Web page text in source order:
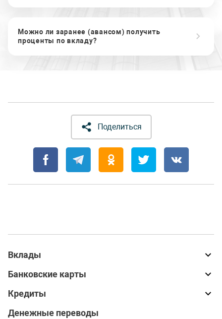
Можно ли заранее (авансом) получить
проценты по вкладу?
Поделиться
Вклады
Банковские карты
Кредиты
Денежные переводы